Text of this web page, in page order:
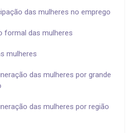
das mulheres no emprego
formal das mulheres
mulheres
das mulheres por grande
das mulheres por região